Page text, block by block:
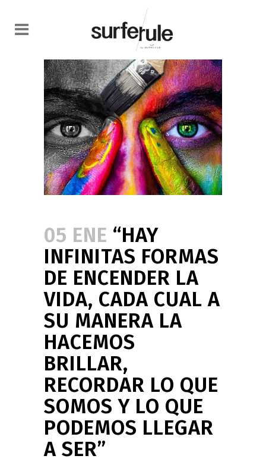
05 ENE “HAY
INFINITAS FORMAS
DE ENCENDER LA
VIDA, CADA CUAL A
SU MANERA LA
HACEMOS
BRILLAR,
RECORDAR LO QUE
SOMOS Y LO QUE
PODEMOS LLEGAR
A SER”